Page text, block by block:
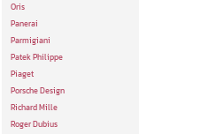
Oris
Panerai
Parmigiani
Patek Philippe
Piaget
Porsche Design
Richard Mille
Roger Dubius